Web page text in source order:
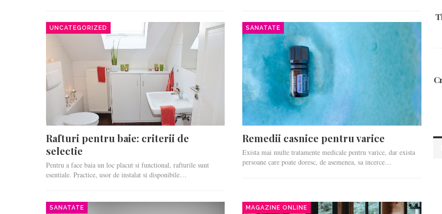
UNCATEGORIZED
Rafturi pentru baie: criterii de
selectie
Pentru a face baia un loc placut si functional, rafturile sunt
esentiale. Practice, usor de instalat si disponibile…
SANATATE
Remedii casnice pentru varice
Exista mai multe tratamente medicale pentru varice, dar exista
persoane care poate doresc, de asemenea, sa incerce…
SANATATE MAGAZINE ONLINE